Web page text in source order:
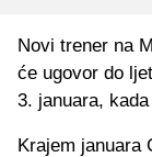
Novi trener na
će ugovor do
3. januara,
Krajem januara